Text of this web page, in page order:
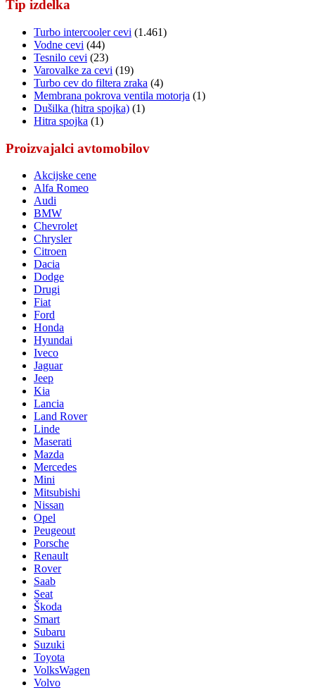
Tip izdelka
Turbo intercooler cevi (1.461)
Vodne cevi (44)
Tesnilo cevi (23)
Varovalke za cevi (19)
Turbo cev do filtera zraka (4)
Membrana pokrova ventila motorja (1)
Dušilka (hitra spojka) (1)
Hitra spojka (1)
Proizvajalci avtomobilov
Akcijske cene
Alfa Romeo
Audi
BMW
Chevrolet
Chrysler
Citroen
Dacia
Dodge
Drugi
Fiat
Ford
Honda
Hyundai
Iveco
Jaguar
Jeep
Kia
Lancia
Land Rover
Linde
Maserati
Mazda
Mercedes
Mini
Mitsubishi
Nissan
Opel
Peugeout
Porsche
Renault
Rover
Saab
Seat
Škoda
Smart
Subaru
Suzuki
Toyota
VolksWagen
Volvo